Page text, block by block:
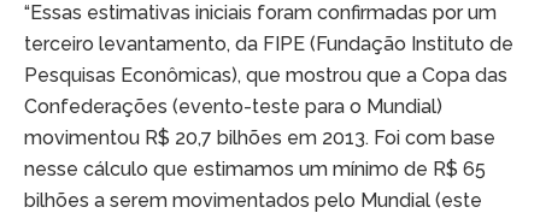
“Essas estimativas iniciais foram confirmadas por um
terceiro levantamento, da FIPE (Fundação Instituto de
Pesquisas Econômicas), que mostrou que a Copa das
Confederações (evento-teste para o Mundial)
movimentou R$ 20,7 bilhões em 2013. Foi com base
nesse cálculo que estimamos um mínimo de R$ 65
bilhões a serem movimentados pelo Mundial (este